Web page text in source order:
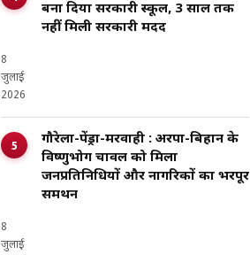
बना दिया सरकारी स्कूल, 3 साल तक
नहीं मिली सरकारी मदद
8
जुलाई
2026
गौरेला-पेंड्रा-मरवाही : अरपा-बिहान के
विष्णुभोग चावल को मिला
जनप्रतिनिधियों और नागरिकों का भरपूर
समर्थन
8
जुलाई